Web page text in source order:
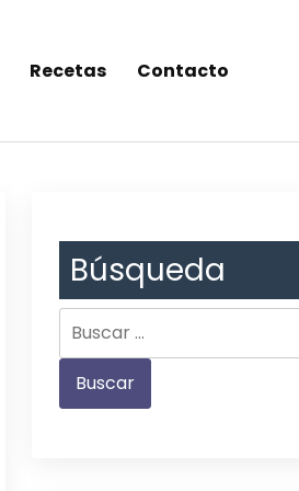
Recetas Contacto
Búsqueda